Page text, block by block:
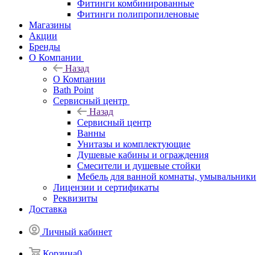
Фитинги комбинированные
Фитинги полипропиленовые
Магазины
Акции
Бренды
О Компании
Назад
О Компании
Bath Point
Сервисный центр
Назад
Сервисный центр
Ванны
Унитазы и комплектующие
Душевые кабины и ограждения
Смесители и душевые стойки
Мебель для ванной комнаты, умывальники
Лицензии и сертификаты
Реквизиты
Доставка
Личный кабинет